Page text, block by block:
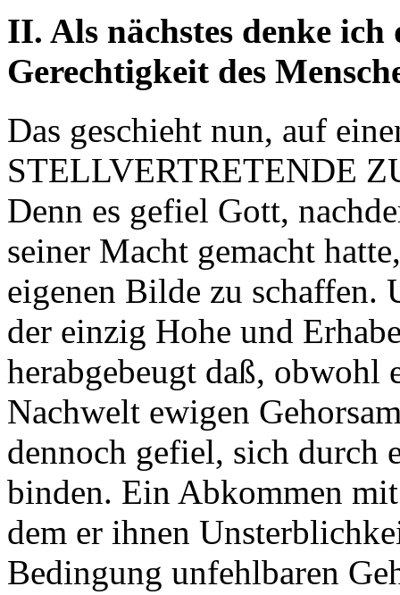
II. Als nächstes denke
Gerechtigkeit des
Das geschieht nun, auf
STELLVERTRETENDE
Denn es gefiel Gott,
seiner Macht gemacht
eigenen Bilde zu schaffen.
der einzig Hohe und
herabgebeugt daß, obwohl
Nachwelt ewigen
dennoch gefiel, sich durch
binden. Ein Abkommen
dem er ihnen
Bedingung unfehlbaren